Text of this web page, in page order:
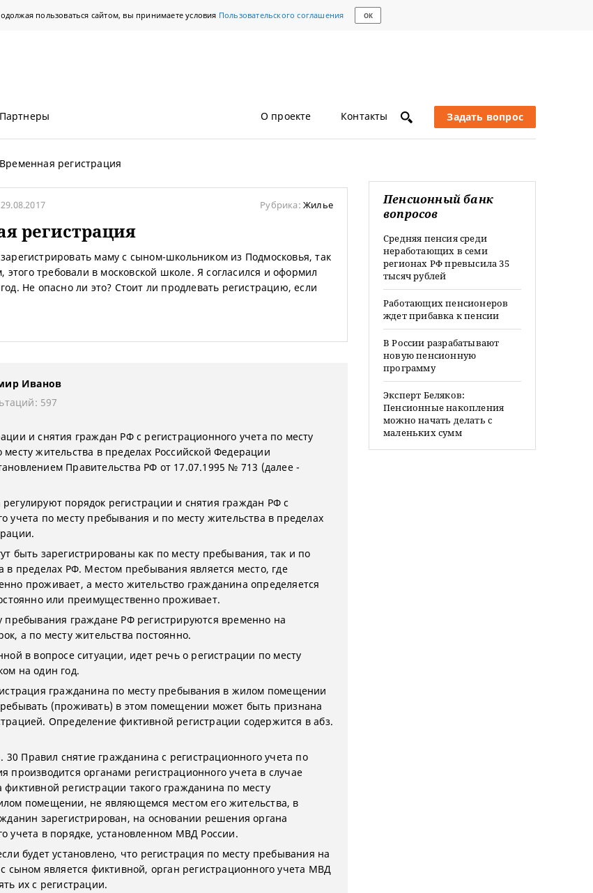
пользоваться сайтом, вы принимаете условия Пользовательского соглашения ОК
Партнеры О проекте Контакты Задать вопрос
Временная регистрация
29.08.2017 Рубрика: Жилье
регистрация
маму с сыном-школьником из Подмосковья, так
этого требовали в московской школе. Я согласился и оформил
Не опасно ли это? Стоит ли продлевать регистрацию, если
Иванов
597
и снятия граждан РФ с регистрационного учета по месту
жительства в пределах Российской Федерации
Правительства РФ от 17.07.1995 № 713 (далее -
порядок регистрации и снятия граждан РФ с
учета по месту пребывания и по месту жительства в пределах
быть зарегистрированы как по месту пребывания, так и по
в пределах РФ. Местом пребывания является место, где
проживает, а место жительство гражданина определяется
или преимущественно проживает.
пребывания граждане РФ регистрируются временно на
а по месту жительства постоянно.
в вопросе ситуации, идет речь о регистрации по месту
на один год.
гражданина по месту пребывания в жилом помещении
(проживать) в этом помещении может быть признана
Определение фиктивной регистрации содержится в абз.
30 Правил снятие гражданина с регистрационного учета по
производится органами регистрационного учета в случае
регистрации такого гражданина по месту
помещении, не являющемся местом его жительства, в
зарегистрирован, на основании решения органа
учета в порядке, установленном МВД России.
будет установлено, что регистрация по месту пребывания на
сыном является фиктивной, орган регистрационного учета МВД
их с регистрации.
Пенсионный банк
вопросов
Средняя пенсия среди
неработающих в семи
регионах РФ превысила 35
тысяч рублей
Работающих пенсионеров
ждет прибавка к пенсии
В России разрабатывают
новую пенсионную
программу
Эксперт Беляков:
Пенсионные накопления
можно начать делать с
маленьких сумм